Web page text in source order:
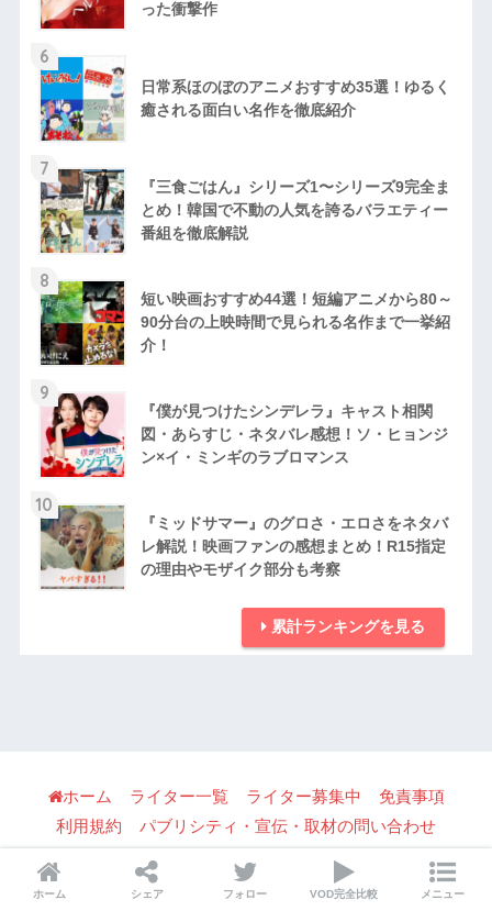
った衝撃作
6
日常系ほのぼのアニメおすすめ35選！ゆるく
癒される面白い名作を徹底紹介
7
『三食ごはん』シリーズ1〜シリーズ9完全ま
とめ！韓国で不動の人気を誇るバラエティー
番組を徹底解説
8
短い映画おすすめ44選！短編アニメから80～
90分台の上映時間で見られる名作まで一挙紹
介！
9
『僕が見つけたシンデレラ』キャスト相関
図・あらすじ・ネタバレ感想！ソ・ヒョンジ
ン×イ・ミンギのラブロマンス
10
『ミッドサマー』のグロさ・エロさをネタバ
レ解説！映画ファンの感想まとめ！R15指定
の理由やモザイク部分も考察
累計ランキングを見る
ホーム ライター一覧 ライター募集中
免責事項
利用規約
パブリシティ・宣伝・取材の問い合わせ
プライバシーポリシー
© 2026 Mirtomo All rights reserved.
ホーム シェア フォロー VOD完全比較 メニュー